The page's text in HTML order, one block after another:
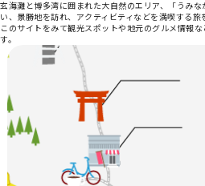
玄海灘と博多湾に囲まれた大自然のエリア、「うみ
い、景勝地を訪れ、アクティビティなどを満喫する旅
このサイトをみて観光スポットや地元のグルメ情報
す。